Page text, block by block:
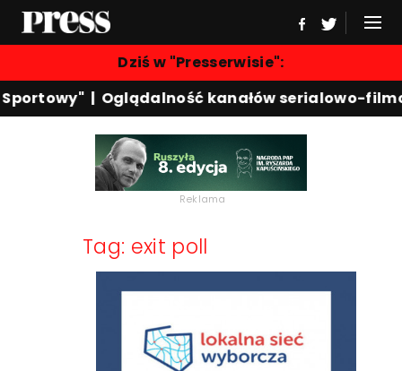
Dziś w "Presserwisie":
Oglądalność kanałów serialowo-
Reklama
Tag: exit poll